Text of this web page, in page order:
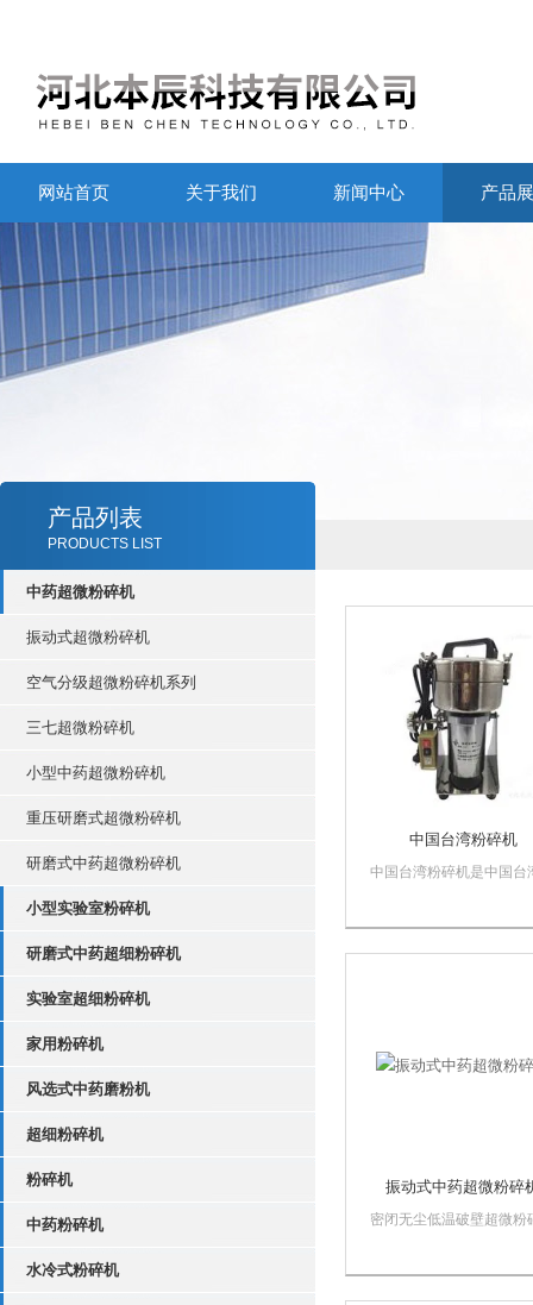
网站首页 关于我们 新闻中心 产品
产品列表
PRODUCTS LIST
中药超微粉碎机
振动式超微粉碎机
空气分级超微粉碎机系列
三七超微粉碎机
小型中药超微粉碎机
重压研磨式超微粉碎机
研磨式中药超微粉碎机
小型实验室粉碎机
研磨式中药超细粉碎机
实验室超细粉碎机
家用粉碎机
风选式中药磨粉机
超细粉碎机
粉碎机
中药粉碎机
水冷式粉碎机
中国台湾粉碎机
中国台湾粉碎机是中国台
振动式中药超微粉碎
密闭无尘低温破壁超微粉